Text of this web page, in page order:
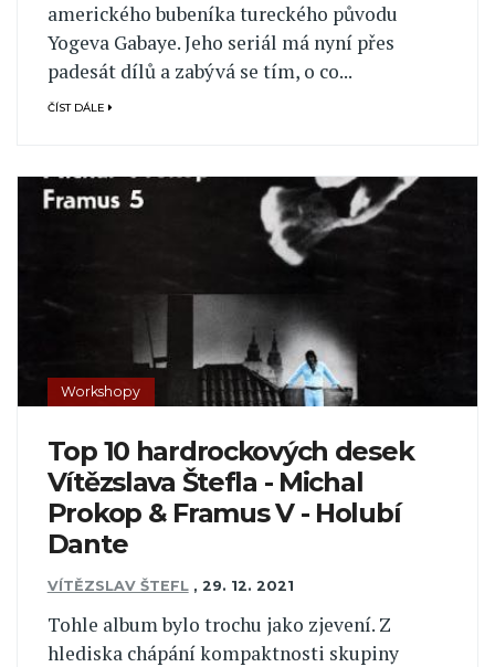
amerického bubeníka tureckého původu
Yogeva Gabaye. Jeho seriál má nyní přes
padesát dílů a zabývá se tím, o co...
ČÍST DÁLE
Workshopy
Top 10 hardrockových desek
Vítězslava Štefla - Michal
Prokop & Framus V - Holubí
Dante
VÍTĚZSLAV ŠTEFL , 29. 12. 2021
Tohle album bylo trochu jako zjevení. Z
hlediska chápání kompaktnosti skupiny